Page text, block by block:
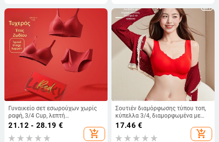
Γυναικείο σετ εσωρούχων χωρίς
ραφή, 3/4 Cup, λεπτή
διαμορφωμένη κάψα, χωρίς
μεταλλικό δαχτύλιο, ύφασμα:
Νάιλον/Πολυαμίδιο 75%, πίσω
21.12 - 28.19 €
add_shopping_cart
Σουτιέν διαμόρφωσης τύπου τοπ,
κύπελλα 3/4, διαμορφωμένα με
λεπτό πάνω και παχύτερο κάτω,
κύριο ύφασμα νάιλον/πολυαμίδιο,
επένδυση σπαντέξ, στυλ: τοπ
17.46 €
add_shopping_cart